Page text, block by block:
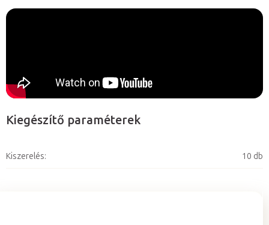
Kiegészítő paraméterek
Kiszerelés: 10 db